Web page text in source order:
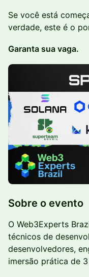
Se você está
verdade, este é o
Garanta sua vaga.
Sobre o evento
O Web3Experts
técnicos de
desenvolvedores,
imersão prática de